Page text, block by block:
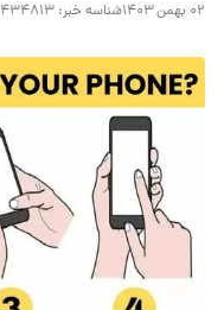
۰۲ بهمن ۱۴۰۳ شناسه خبر: ۴۳۴۸۱۳